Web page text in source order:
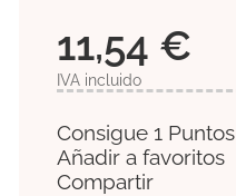
11,54 €
IVA incluido
Consigue 1 Puntos
Añadir a favoritos
Compartir